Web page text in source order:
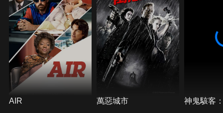
AIR 萬惡城市 神鬼駭客